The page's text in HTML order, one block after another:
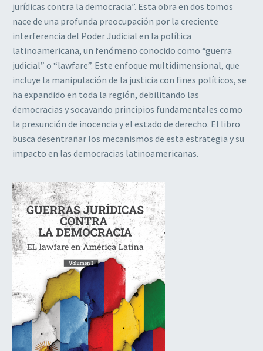
jurídicas contra la democracia”. Esta obra en dos tomos
nace de una profunda preocupación por la creciente
interferencia del Poder Judicial en la política
latinoamericana, un fenómeno conocido como “guerra
judicial” o “lawfare”. Este enfoque multidimensional, que
incluye la manipulación de la justicia con fines políticos, se
ha expandido en toda la región, debilitando las
democracias y socavando principios fundamentales como
la presunción de inocencia y el estado de derecho. El libro
busca desentrañar los mecanismos de esta estrategia y su
impacto en las democracias latinoamericanas.